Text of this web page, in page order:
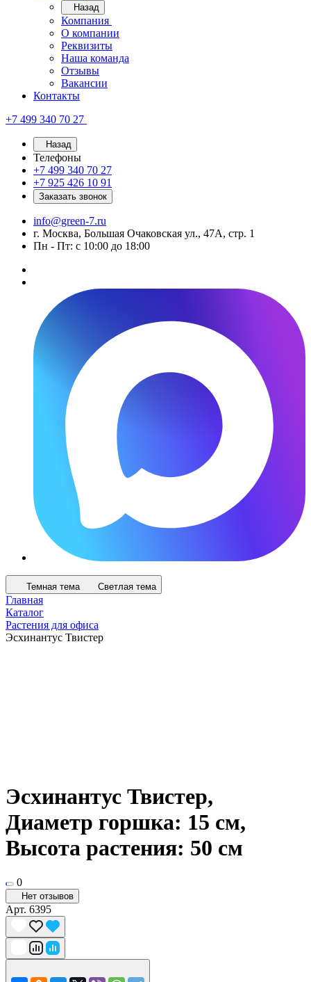
Назад
Компания
О компании
Реквизиты
Наша команда
Отзывы
Вакансии
Контакты
+7 499 340 70 27
Назад
Телефоны
+7 499 340 70 27
+7 925 426 10 91
Заказать звонок
info@green-7.ru
г. Москва, Большая Очаковская ул., 47А, стр. 1
Пн - Пт: с 10:00 до 18:00
Темная тема Светлая тема
Главная
Каталог
Растения для офиса
Эсхинантус Твистер
Эсхинантус Твистер,
Диаметр горшка: 15 см,
Высота растения: 50 см
0
Нет отзывов
Арт. 6395